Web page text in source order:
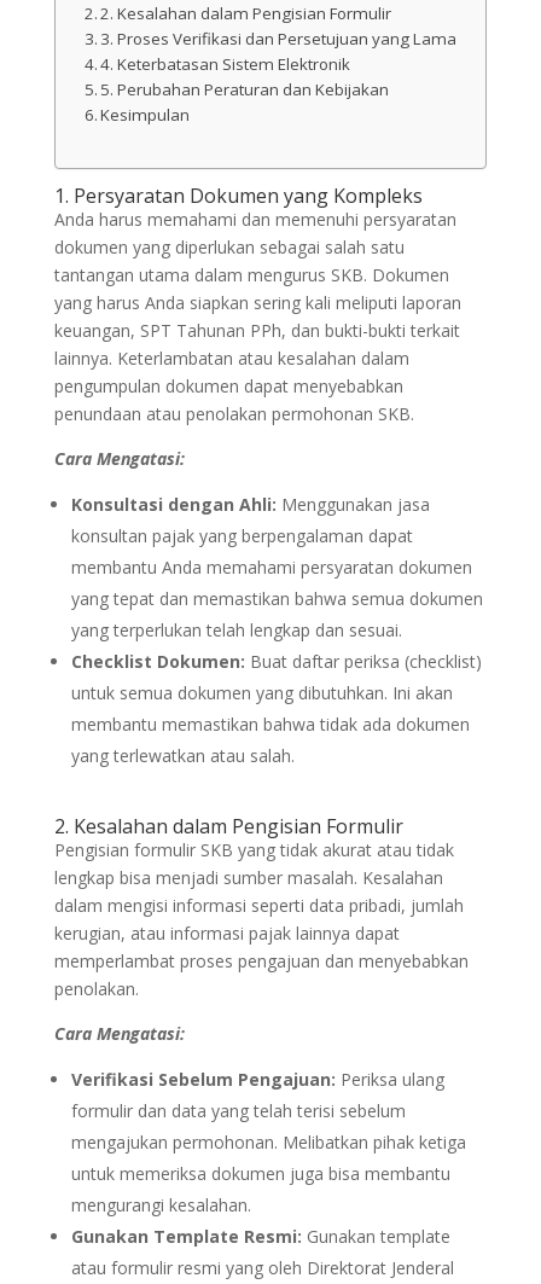
2. Kesalahan dalam Pengisian Formulir
3. Proses Verifikasi dan Persetujuan yang Lama
4. Keterbatasan Sistem Elektronik
5. Perubahan Peraturan dan Kebijakan
Kesimpulan
1. Persyaratan Dokumen yang Kompleks
Anda harus memahami dan memenuhi persyaratan
dokumen yang diperlukan sebagai salah satu
tantangan utama dalam mengurus SKB. Dokumen
yang harus Anda siapkan sering kali meliputi laporan
keuangan, SPT Tahunan PPh, dan bukti-bukti terkait
lainnya. Keterlambatan atau kesalahan dalam
pengumpulan dokumen dapat menyebabkan
penundaan atau penolakan permohonan SKB.
Cara Mengatasi:
Konsultasi dengan Ahli: Menggunakan jasa
konsultan pajak yang berpengalaman dapat
membantu Anda memahami persyaratan dokumen
yang tepat dan memastikan bahwa semua dokumen
yang terperlukan telah lengkap dan sesuai.
Checklist Dokumen: Buat daftar periksa (checklist)
untuk semua dokumen yang dibutuhkan. Ini akan
membantu memastikan bahwa tidak ada dokumen
yang terlewatkan atau salah.
2. Kesalahan dalam Pengisian Formulir
Pengisian formulir SKB yang tidak akurat atau tidak
lengkap bisa menjadi sumber masalah. Kesalahan
dalam mengisi informasi seperti data pribadi, jumlah
kerugian, atau informasi pajak lainnya dapat
memperlambat proses pengajuan dan menyebabkan
penolakan.
Cara Mengatasi:
Verifikasi Sebelum Pengajuan: Periksa ulang
formulir dan data yang telah terisi sebelum
mengajukan permohonan. Melibatkan pihak ketiga
untuk memeriksa dokumen juga bisa membantu
mengurangi kesalahan.
Gunakan Template Resmi: Gunakan template
atau formulir resmi yang oleh Direktorat Jenderal